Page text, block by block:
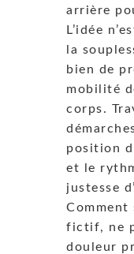
arrière
L’idée
la
bien de
mobilité
corps.
position
et le
justesse
fictif, ne
douleur